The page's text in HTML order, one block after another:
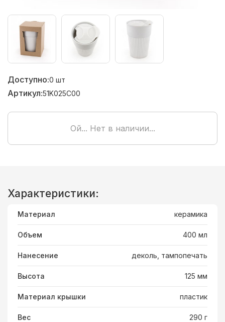
Доступно:0 шт
Артикул:51K025C00
Ой... Нет в наличии...
Характеристики:
Материал керамика
Объем 400 мл
Нанесение деколь, тампопечать
Высота 125 мм
Материал крышки пластик
Вес 290 г